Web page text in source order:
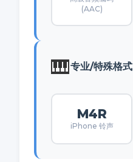
(AAC)
🎹专业/特殊格式
M4R
iPhone 铃声